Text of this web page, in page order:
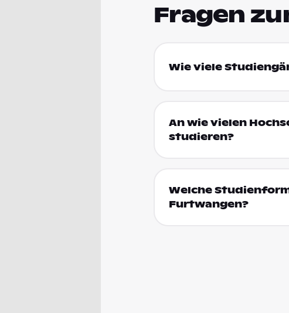
Fragen
Wie viele
An wie vielen
studieren?
Welche
Furtwangen?